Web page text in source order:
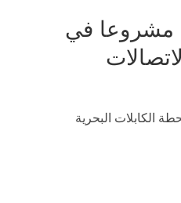
مشروعا في
الكابلات البحرية